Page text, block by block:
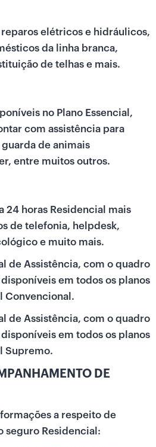
elétricos e hidráulicos,
da linha branca,
de telhas e mais.
no Plano Essencial,
com assistência para
de animais
entre muitos outros.
24 horas Residencial mais
de telefonia, helpdesk,
e muito mais.
de Assistência, com o quadro
em todos os planos
Convencional.
de Assistência, com o quadro
em todos os planos
Supremo.
DE
a respeito de
seguro Residencial: